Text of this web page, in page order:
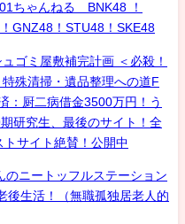
ちゃんねる BNK48 ！
GNZ48！STU48！SKE48
ゴミ屋敷補完計画 ＜必殺！
殊清掃・遺品整理への道F
：厨二病借金3500万円！う
研究生、最後のサイト！全
サイト絶賛！公開中
のニートッフルステーション
後生活！（無職孤独居老人的